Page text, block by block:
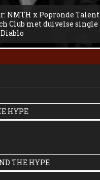
NMTH x Popronde Talent
Club met duivelse single
HYPE
THE HYPE